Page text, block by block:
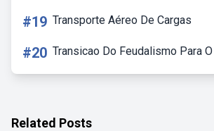
#19 Transporte Aéreo De Cargas
#20 Transicao Do Feudalismo Para
Related Posts